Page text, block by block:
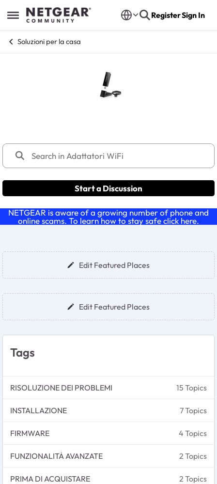
Open Side Menu
Skip to content RegisterSign In
Soluzioni per la casa
Start a Discussion
NETGEAR is aware of a growing number of phone and
online scams. To learn how to stay safe click here.
Forum Widgets
Edit Featured Places
Edit Featured Places
Tags
RISOLUZIONE DEI PROBLEMI 15 Topics
INSTALLAZIONE 7 Topics
FIRMWARE 4 Topics
FUNZIONALITÀ AVANZATE 2 Topics
PRIMA DI ACQUISTARE 2 Topics